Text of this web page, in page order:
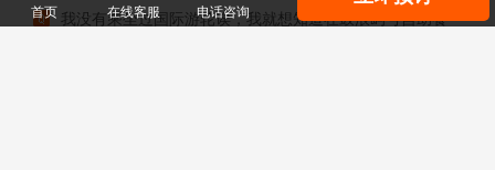
我没有乘坐过国际游轮诶，我就想知道在鼓浪屿号自助餐
首页 在线客服 电话咨询